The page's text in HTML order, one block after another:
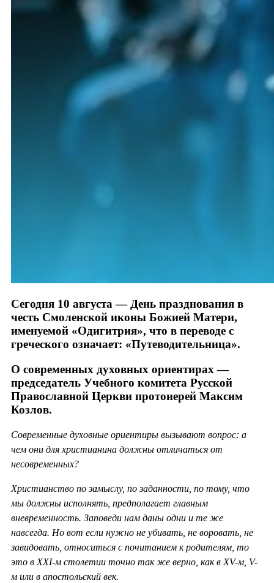
Сегодня 10 августа — День празднования в
честь Смоленской иконы Божией Матери,
именуемой «Одигитрия», что в переводе с
греческого означает: «Путеводительница».
О современных духовных ориентирах —
председатель Учебного комитета Русской
Православной Церкви протоиерей Максим
Козлов.
Современные духовные ориентиры вызывают вопрос: а
чем они для христианина должны отличаться от
несовременных?
Христианство по замыслу, по заданности, по тому, что
мы должны исполнять, предполагает главным
вневременность. Заповеди нам даны одни и те же
навсегда. Но вот если нужно не убивать, не воровать, не
завидовать, относиться с почитанием к родителям, то
это в ХХI-м столетии точно так же верно, как вXV-м, V-
м или в апостольский век.